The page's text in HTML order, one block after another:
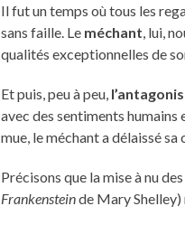
Il fut un temps où tous les
sans faille. Le méchant , lui,
qualités exceptionnelles de
Et puis, peu à peu,
avec des sentiments humains
mue, le méchant a délaissé
Précisons que la mise à nu
Frankensteinde Mary Shelley)